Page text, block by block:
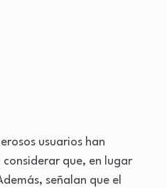
usuarios han
que, en lugar
señalan que el